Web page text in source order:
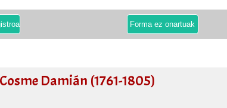
Forma ez onartuak
Damián (1761-1805)